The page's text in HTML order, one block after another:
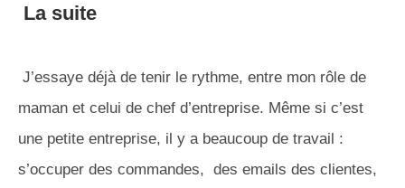
La suite
J’essaye déjà de tenir le rythme, entre mon rôle de
maman et celui de chef d’entreprise. Même si c’est
une petite entreprise, il y a beaucoup de travail :
s’occuper des commandes, des emails des clientes,